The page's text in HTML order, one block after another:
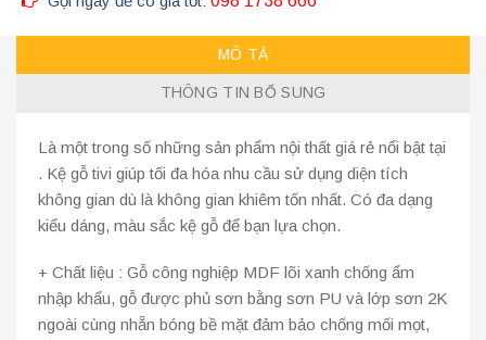
MÔ TẢ
THÔNG TIN BỔ SUNG
Là một trong số những sản phẩm nội thất giá rẻ nổi bật tại
. Kệ gỗ tivi giúp tối đa hóa nhu cầu sử dụng diện tích
không gian dù là không gian khiêm tốn nhất. Có đa dạng
kiểu dáng, màu sắc kệ gỗ để bạn lựa chọn.
+ Chất liệu : Gỗ công nghiệp MDF lõi xanh chống ẩm
nhập khẩu, gỗ được phủ sơn bằng sơn PU và lớp sơn 2K
ngoài cùng nhẵn bóng bề mặt đảm bảo chống mối mọt,